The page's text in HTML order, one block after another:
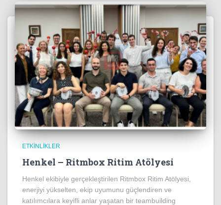
ETKINLIKLER
Henkel – Ritmbox Ritim Atölyesi
Henkel ekibiyle gerçekleştirilen Ritmbox Ritim Atölyesi,
enerjiyi yükselten, ekip uyumunu güçlendiren ve
katılımcılara keyifli anlar yaşatan bir teambuilding